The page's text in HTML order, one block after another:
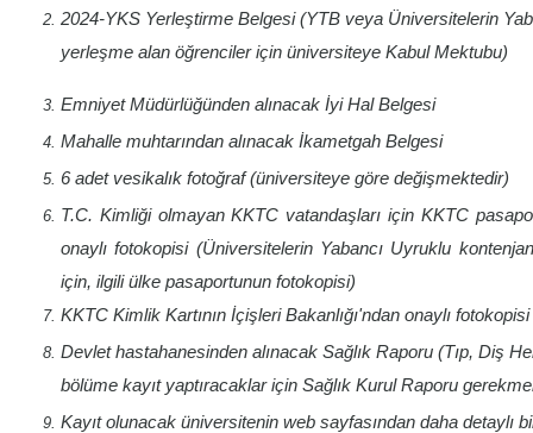
2024-YKS Yerleştirme Belgesi (YTB veya Üniversitelerin
yerleşme alan öğrenciler için üniversiteye Kabul Mektubu)
Emniyet Müdürlüğünden alınacak İyi Hal Belgesi
Mahalle muhtarından alınacak İkametgah Belgesi
6 adet vesikalık fotoğraf (üniversiteye göre değişmektedir)
T.C. Kimliği olmayan KKTC vatandaşları için KKTC
onaylı fotokopisi (Üniversitelerin Yabancı Uyruklu
için, ilgili ülke pasaportunun fotokopisi)
KKTC Kimlik Kartının İçişleri Bakanlığı'ndan onaylı fotokopisi
Devlet hastahanesinden alınacak Sağlık Raporu (Tıp, Diş
bölüme kayıt yaptıracaklar için Sağlık Kurul Raporu
Kayıt olunacak üniversitenin web sayfasından daha detaylı